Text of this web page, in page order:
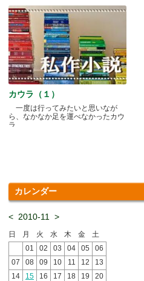
カウラ（１）
一度は行ってみたいと思いなが
ら、なかなか足を運べなかったカウ
ラ.....
カレンダー
< 2010-11 >
日 月 火 水 木 金
土
01
02 03 04 05
06
07
08 09 10 11 12
13
14
15 16 17 18 19
20